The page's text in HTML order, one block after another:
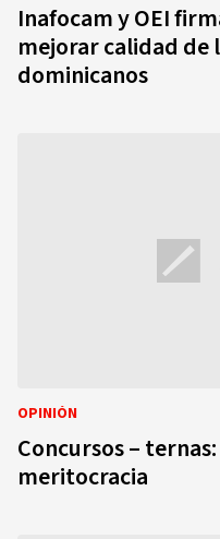
Inafocam y OEI
mejorar calidad de
dominicanos
OPINIÓN
Concursos –
meritocracia